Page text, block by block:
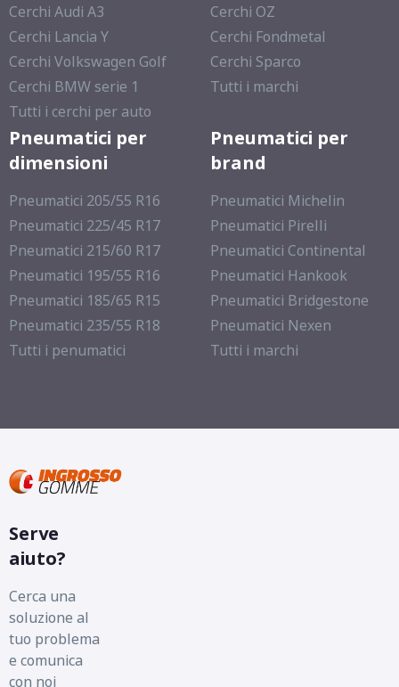
Cerchi Audi A3
Cerchi Lancia Y
Cerchi Volkswagen Golf
Cerchi BMW serie 1
Tutti i cerchi per auto
Cerchi OZ
Cerchi Fondmetal
Cerchi Sparco
Tutti i marchi
Pneumatici per
dimensioni
Pneumatici 205/55 R16
Pneumatici 225/45 R17
Pneumatici 215/60 R17
Pneumatici 195/55 R16
Pneumatici 185/65 R15
Pneumatici 235/55 R18
Tutti i penumatici
Pneumatici per
brand
Pneumatici Michelin
Pneumatici Pirelli
Pneumatici Continental
Pneumatici Hankook
Pneumatici Bridgestone
Pneumatici Nexen
Tutti i marchi
Serve
aiuto?
Cerca una
soluzione al
tuo problema
e comunica
con noi